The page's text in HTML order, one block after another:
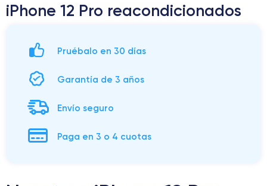
iPhone 12 Pro reacondicionados
Pruébalo en 30 días
Garantía de 3 años
Envío seguro
Paga en 3 o 4 cuotas